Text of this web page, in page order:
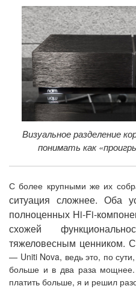
Визуальное разделение
понимать как
С более крупными же их
ситуация сложнее. Оба
полноценных Hi-Fi-
схожей
тяжеловесным ценником.
— Uniti Nova, ведь это, по
больше и в два раза
платить больше, я и решил